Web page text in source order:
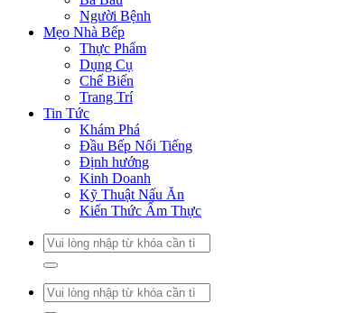
Người Bệnh
Mẹo Nhà Bếp
Thực Phẩm
Dụng Cụ
Chế Biến
Trang Trí
Tin Tức
Khám Phá
Đầu Bếp Nổi Tiếng
Định hướng
Kinh Doanh
Kỹ Thuật Nấu Ăn
Kiến Thức Ẩm Thực